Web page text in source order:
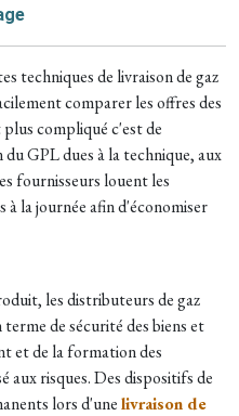
techniques de livraison de gaz
comparer les offres des
plus compliqué c'est de
GPL dues à la technique, aux
fournisseurs louent les
à la journée afin d'économiser
les distributeurs de gaz
de sécurité des biens et
et de la formation des
aux risques. Des dispositifs de
lors d'unelivraison de